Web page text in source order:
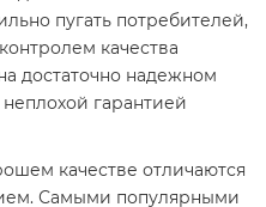
пугать потребителей,
качества
достаточно надежном
гарантией
качестве отличаются
Самыми популярными